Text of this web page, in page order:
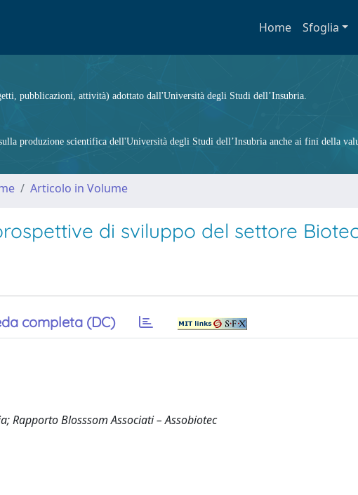
Home Sfoglia
pubblicazioni, attività) adottato dall'Università degli Studi dell’Insubria.
produzione scientifica dell'Università degli Studi dell’Insubria anche ai fini della
Articolo in Volume
di sviluppo del settore
completa (DC)
Rapporto Blosssom Associati – Assobiotec